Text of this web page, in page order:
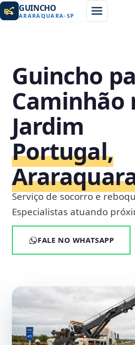
GUINCHO
ARARAQUARA-SP
Guincho
Caminhão
Jardim
Portugal,
Serviço de socorro e
Especialistas atuando
FALE NO WHATSAPP